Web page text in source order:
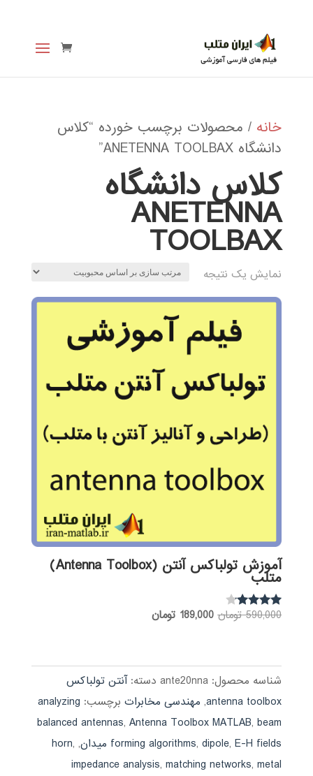
خانه / محصولات برچسب خورده “کلاس
دانشگاه ANETENNA TOOLBAX”
کلاس دانشگاه
ANETENNA
TOOLBAX
نمایش یک نتیجه
آموزش تولباکس آنتن (Antenna Toolbox)
متلب
نمره
590,000 تومان قیمت
بود.
189,000 تومانقیمت
شناسه محصول: ante20nna دسته:آنتن تولباکس
antenna toolbox
, مهندسی مخابرات برچسب: analyzing
balanced antennas,Antenna Toolbox MATLAB,beam
forming algorithms,dipole,E-H fields میدان ,
horn,
impedance analysis,matching networks,metal